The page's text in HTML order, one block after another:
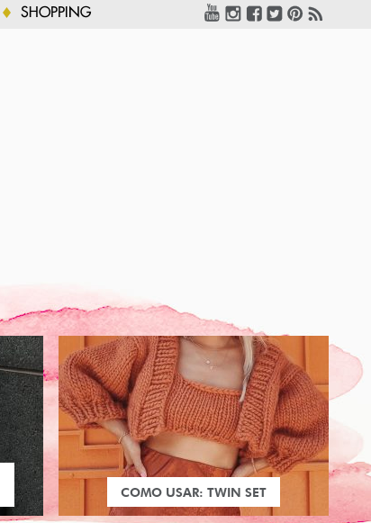
SHOPPING
COMO USAR: TWIN SET